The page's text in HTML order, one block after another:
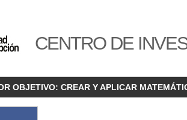
CENTRO DE
OBJETIVO: CREAR Y APLICAR